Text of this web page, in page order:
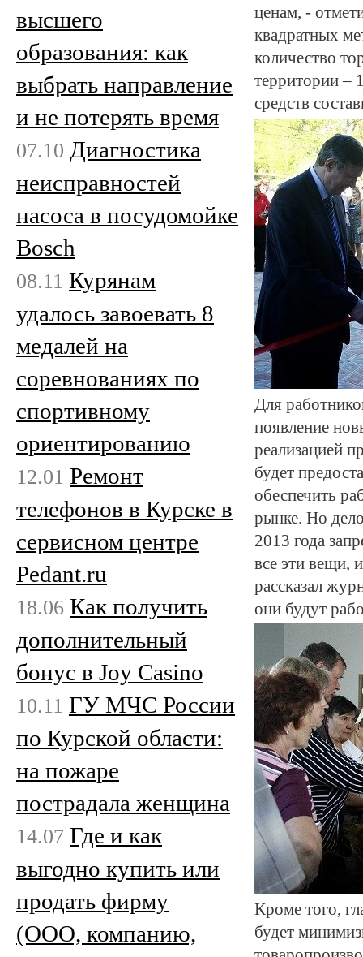
ценам, -
квадратных
количество
территории –
средств
Для
появление
реализацией
будет
обеспечить
рынке. Но дело
2013 года
все эти вещи,
рассказал
они будут
Кроме того,
будет
высшего
образования: как
выбрать направление
и не потерять время
07.10 Диагностика
неисправностей
насоса в посудомойке
Bosch
08.11 Курянам
удалось завоевать 8
медалей на
соревнованиях по
спортивному
ориентированию
12.01 Ремонт
телефонов в Курске в
сервисном центре
Pedant.ru
18.06 Как получить
дополнительный
бонус в Joy Casino
10.11 ГУ МЧС России
по Курской области:
на пожаре
пострадала женщина
14.07 Где и как
выгодно купить или
продать фирму
(ООО, компанию,